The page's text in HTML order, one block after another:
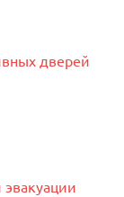
дверей
эвакуации